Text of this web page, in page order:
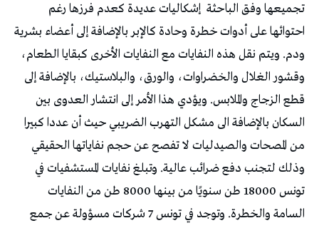
تجميعها وفق الباحثة إشكاليات عديدة كعدم فرزها رغم
احتوائها على أدوات خطرة وحادة كالإبر بالإضافة إلى أعضاء بشرية
ودم. ويتم نقل هذه النفايات مع النفايات الأخرى كبقايا الطعام،
وقشور الغلال والخضراوات، والورق، والبلاستيك، بالإضافة إلى
قطع الزجاج والملابس. ويؤدي هذا الأمر إلى انتشار العدوى بين
السكان بالإضافة الى مشكل التهرب الضريبي حيث أن عددا كبيرا
من المصحات والصيدليات لا تفصح عن حجم نفاياتها الحقيقي
وذلك لتجنب دفع ضرائب عالية. وتبلغ نفايات المستشفيات في
تونس 18000 طن سنويًا من بينها 8000 طن من النفايات
السامة والخطرة. وتوجد في تونس 7 شركات مسؤولة عن جمع